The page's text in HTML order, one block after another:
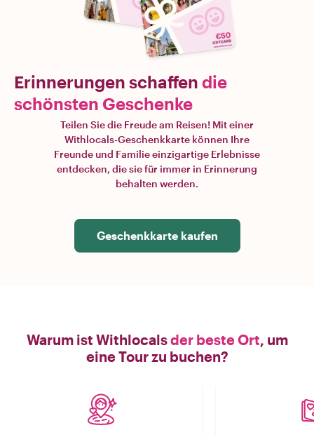
Erinnerungen schaffen die
schönsten Geschenke
Teilen Sie die Freude am Reisen! Mit einer
Withlocals-Geschenkkarte können Ihre
Freunde und Familie einzigartige Erlebnisse
entdecken, die sie für immer in Erinnerung
behalten werden.
Geschenkkarte kaufen
Warum ist Withlocalsder beste Ort, um
eine Tour zu buchen?